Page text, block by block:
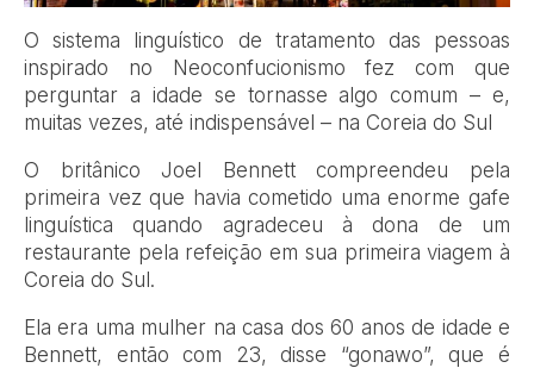
O sistema linguístico de tratamento das pessoas
inspirado no Neoconfucionismo fez com que
perguntar a idade se tornasse algo comum – e,
muitas vezes, até indispensável – na Coreia do Sul
O britânico Joel Bennett compreendeu pela
primeira vez que havia cometido uma enorme gafe
linguística quando agradeceu à dona de um
restaurante pela refeição em sua primeira viagem à
Coreia do Sul.
Ela era uma mulher na casa dos 60 anos de idade e
Bennett, então com 23, disse “gonawo”, que é